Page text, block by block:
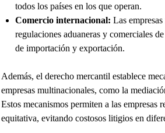
todos los países en los que operan.
Comercio internacional: Las
regulaciones aduaneras y comerciales
de importación y exportación.
Además, el derecho mercantil establece
empresas multinacionales, como la
Estos mecanismos permiten a las empresas
equitativa, evitando costosos litigios en